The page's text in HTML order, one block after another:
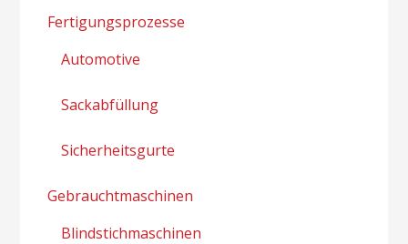
Fertigungsprozesse
Automotive
Sackabfüllung
Sicherheitsgurte
Gebrauchtmaschinen
Blindstichmaschinen